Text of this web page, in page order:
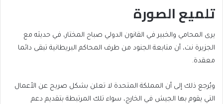
تلميع الصورة
يرى المحامي والخبير في القانون الدولي صباح المختار، في حديثه مع
الجزيرة نت، أن متابعة الجنود من طرف المحاكم البريطانية تبقى دائما
معقدة.
ويُرجع ذلك إلى أن المملكة المتحدة لا تعلن بشكل صريح عن الأعمال
التي يقوم بها الجيش في الخارج، سواء تلك المرتبطة بتقديم دعم